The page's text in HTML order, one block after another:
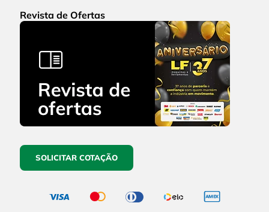
Revista de Ofertas
SOLICITAR COTAÇÃO